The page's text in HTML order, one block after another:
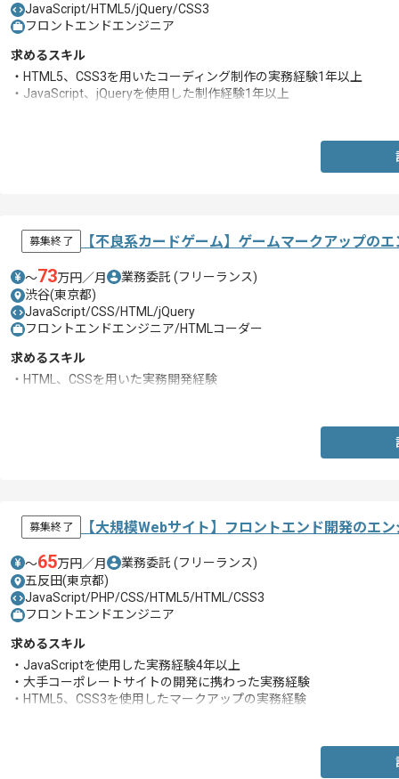
JavaScript/HTML5/jQuery/CSS3
フロントエンドエンジニア
求めるスキル
・HTML5、CSS3を用いたコーディング制作の実務経験1年以上
・JavaScript、jQueryを使用した制作経験1年以上
募集終了 【不良系カードゲーム】ゲームマークアップの
〜73万円／月 業務委託 (フリーランス)
渋谷(東京都)
JavaScript/CSS/HTML/jQuery
フロントエンドエンジニア/HTMLコーダー
求めるスキル
・HTML、CSSを用いた実務開発経験
募集終了 【大規模Webサイト】フロントエンド開発のエ
〜65万円／月 業務委託 (フリーランス)
五反田(東京都)
JavaScript/PHP/CSS/HTML5/HTML/CSS3
フロントエンドエンジニア
求めるスキル
・JavaScriptを使用した実務経験4年以上
・大手コーポレートサイトの開発に携わった実務経験
・HTML5、CSS3を使用したマークアップの実務経験